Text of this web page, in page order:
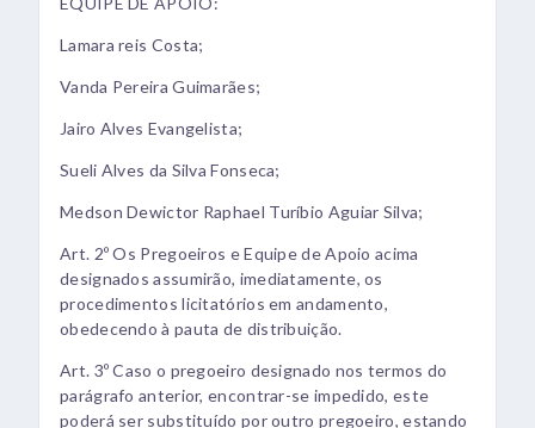
Lamara reis Costa;
Vanda Pereira Guimarães;
Jairo Alves Evangelista;
Sueli Alves da Silva Fonseca;
Medson Dewictor Raphael Turíbio Aguiar Silva;
Art. 2º Os Pregoeiros e Equipe de Apoio acima
designados assumirão, imediatamente, os
procedimentos licitatórios em andamento,
obedecendo à pauta de distribuição.
Art. 3º Caso o pregoeiro designado nos termos do
parágrafo anterior, encontrar-se impedido, este
poderá ser substituído por outro pregoeiro, estando